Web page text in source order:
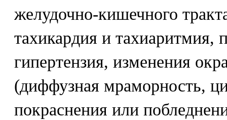
желудочно-кишечного
тахикардия и тахиаритмия,
гипертензия, изменения
(диффузная мраморность,
покраснения или